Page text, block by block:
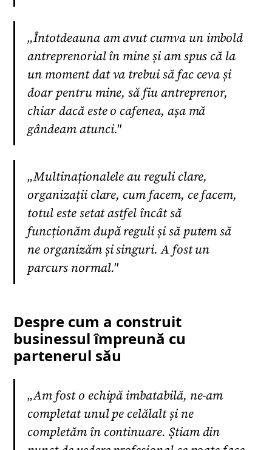
„Întotdeauna am avut cumva un imbold
antreprenorial în mine și am spus că la
un moment dat va trebui să fac ceva și
doar pentru mine, să fiu antreprenor,
chiar dacă este o cafenea, așa mă
gândeam atunci."
„Multinaționalele au reguli clare,
organizații clare, cum facem, ce facem,
totul este setat astfel încât să
funcționăm după reguli și să putem să
ne organizăm și singuri. A fost un
parcurs normal."
Despre cum a construit
businessul împreună cu
partenerul său
„Am fost o echipă imbatabilă, ne-am
completat unul pe celălalt și ne
completăm în continuare. Știam din